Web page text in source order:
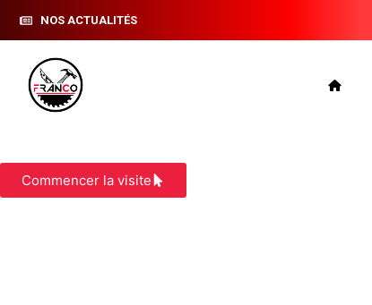
NOS ACTUALITÉS
Commencer la visite